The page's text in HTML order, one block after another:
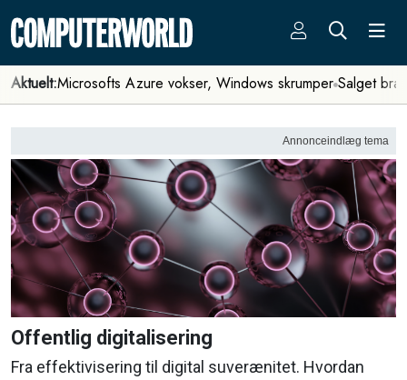
Aktuelt:Microsofts Azure vokser, Windows skrumper Salget
Annonceindlæg tema
Offentlig digitalisering
Fra effektivisering til digital suverænitet. Hvordan